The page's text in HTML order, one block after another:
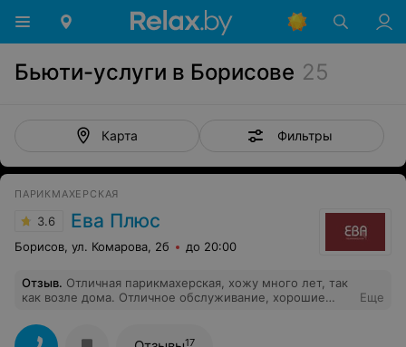
Бьюти-услуги в Борисове 25
Карта Фильтры
ПАРИКМАХЕРСКАЯ
3.6 Ева Плюс
Борисов, ул. Комарова, 2б до 20:00
Отзыв. Отличная парикмахерская, хожу много лет, так
как возле дома. Отличное обслуживание, хорошие
администратор по записи.
Еще
17